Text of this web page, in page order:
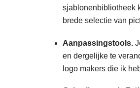
sjablonenbibliotheek
brede selectie van
Aanpassingstools.
en dergelijke te
logo makers die ik